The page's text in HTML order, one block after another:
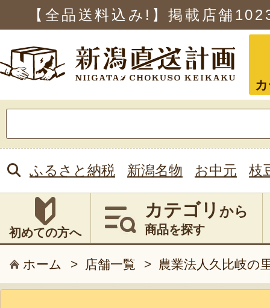
【全品送料込み!】掲載店舗
索:
ふるさと納税 新潟名物 お中元 枝
初めての方へ
カテゴリ から
商品を探す
ホーム > 店舗一覧 > 農業法人久比岐の